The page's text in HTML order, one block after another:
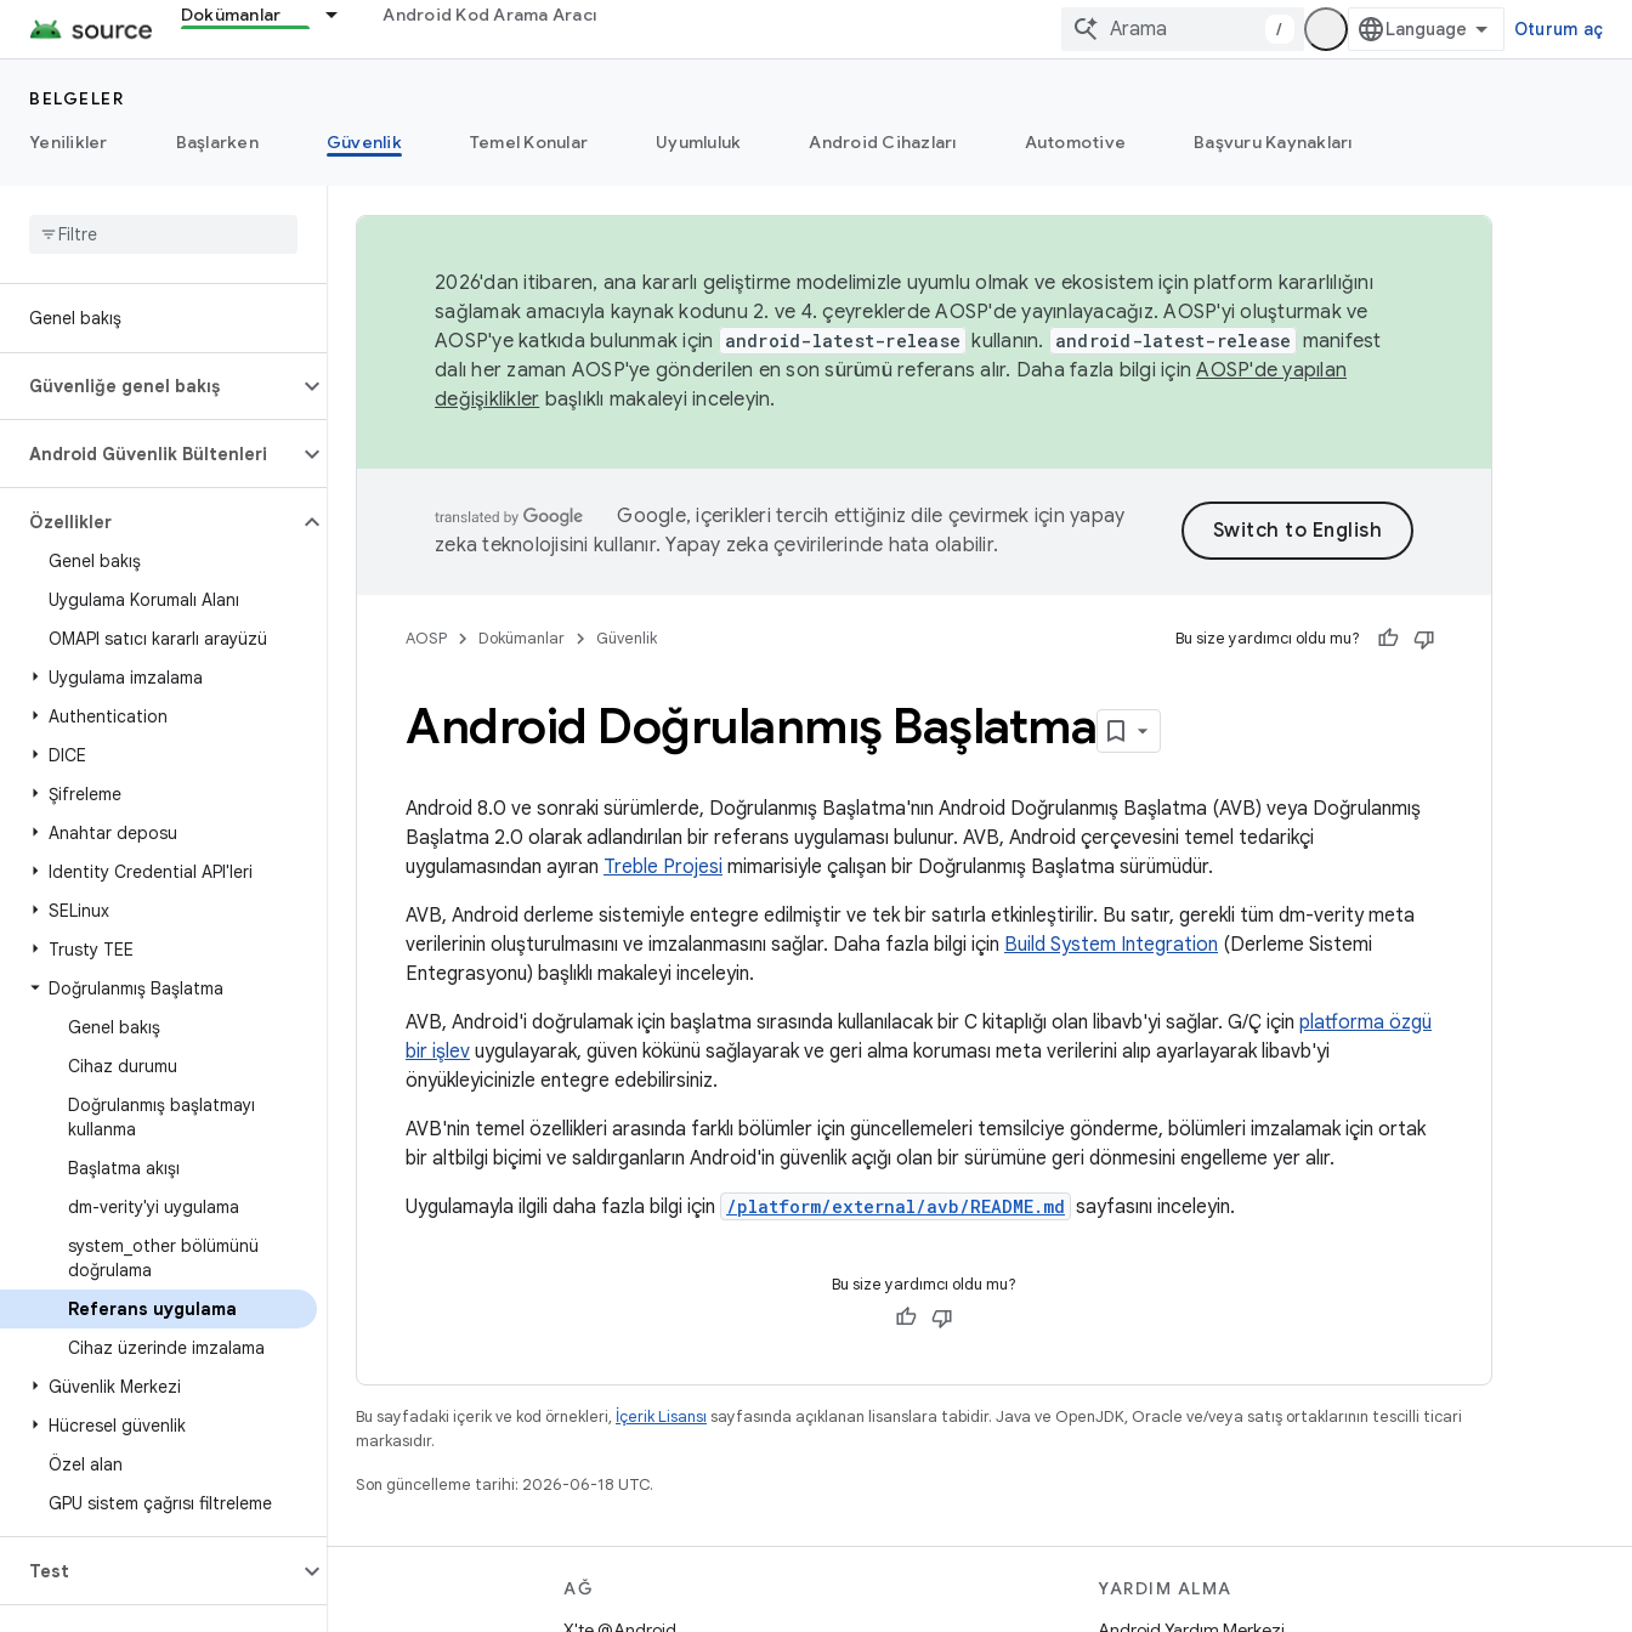
Dokümanlar Android Kod Arama Aracı
/ Oturum aç
BELGELER
Yenilikler
Başlarken Güvenlik Temel Konular Uyumluluk Android Cihazları Automotive Başvuru Kaynakları
Genel bakış
Güvenliğe genel bakış
Android Güvenlik Bültenleri
Özellikler
Genel bakış
Uygulama Korumalı Alanı
OMAPI satıcı kararlı arayüzü
Uygulama imzalama
Authentication
DICE
Şifreleme
Anahtar deposu
Identity Credential API'leri
SELinux
Trusty TEE
Doğrulanmış Başlatma
Genel bakış
Cihaz durumu
Doğrulanmış başlatmayı
kullanma
Başlatma akışı
dm-verity'yi uygulama
system other bölümünü
doğrulama
Referans uygulama
Cihaz üzerinde imzalama
Güvenlik Merkezi
Hücresel güvenlik
Özel alan
GPU sistem çağrısı filtreleme
Test
2026'dan itibaren, ana kararlı geliştirme modelimizle uyumlu olmak ve ekosistem için platform kararlılığını
sağlamak amacıyla kaynak kodunu 2. ve 4. çeyreklerde AOSP'de yayınlayacağız. AOSP'yi oluşturmak ve
AOSP'ye katkıda bulunmak için
android-latest-release kullanın. android-latest-release manifest
dalı her zaman AOSP'ye gönderilen en son sürümü referans alır. Daha fazla bilgi içinAOSP'de yapılan
değişiklikler başlıklı makaleyi inceleyin.
Google, içerikleri tercih ettiğiniz dile çevirmek için yapay
zeka teknolojisini kullanır. Yapay zeka çevirilerinde hata olabilir.
AOSP Dokümanlar Güvenlik Bu size yardımcı oldu mu?
Android Doğrulanmış Başlatma
Android 8.0 ve sonraki sürümlerde, Doğrulanmış Başlatma'nın Android Doğrulanmış Başlatma (AVB) veya Doğrulanmış
Başlatma 2.0 olarak adlandırılan bir referans uygulaması bulunur. AVB, Android çerçevesini temel tedarikçi
uygulamasından ayıran Treble Projesi mimarisiyle çalışan bir Doğrulanmış Başlatma sürümüdür.
AVB, Android derleme sistemiyle entegre edilmiştir ve tek bir satırla etkinleştirilir. Bu satır, gerekli tüm dm-verity meta
verilerinin oluşturulmasını ve imzalanmasını sağlar. Daha fazla bilgi için Build System Integration (Derleme Sistemi
Entegrasyonu) başlıklı makaleyi inceleyin.
AVB, Android'i doğrulamak için başlatma sırasında kullanılacak bir C kitaplığı olan libavb'yi sağlar. G/Ç için platforma özgü
bir işlev uygulayarak, güven kökünü sağlayarak ve geri alma koruması meta verilerini alıp ayarlayarak libavb'yi
önyükleyicinizle entegre edebilirsiniz.
AVB'nin temel özellikleri arasında farklı bölümler için güncellemeleri temsilciye gönderme, bölümleri imzalamak için ortak
bir altbilgi biçimi ve saldırganların Android'in güvenlik açığı olan bir sürümüne geri dönmesini engelleme yer alır.
Uygulamayla ilgili daha fazla bilgi için
/platform/external/avb/README.md sayfasını inceleyin.
Bu size yardımcı oldu mu?
Bu sayfadaki içerik ve kod örnekleri, İçerik Lisansı sayfasında açıklanan lisanslara tabidir. Java ve OpenJDK, Oracle ve/veya satış ortaklarının tescilli ticari
markasıdır.
Son güncelleme tarihi: 2026-06-18 UTC.
AĞ
YARDIM ALMA